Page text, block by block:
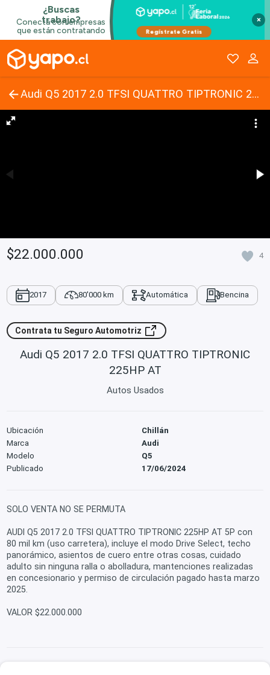
×
Audi Q5 2017 2.0 TFSI QUATTRO TIPTRONIC 225HP AT
$22.000.000 4
2017 80'000 km Automática Bencina
Contrata tu Seguro Automotriz
Audi Q5 2017 2.0 TFSI QUATTRO TIPTRONIC
225HP AT
Autos Usados
Ubicación
Chillán
Marca
Audi
Modelo
Q5
Publicado
17/06/2024
SOLO VENTA NO SE PERMUTA
AUDI Q5 2017 2.0 TFSI QUATTRO TIPTRONIC 225HP AT 5P con
80 mil km (uso carretera), incluye el modo Drive Select, techo
panorámico, asientos de cuero entre otras cosas, cuidado
adulto sin ninguna ralla o abolladura, mantenciones realizadas
en concesionario y permiso de circulación pagado hasta marzo
2025.
VALOR $22.000.000